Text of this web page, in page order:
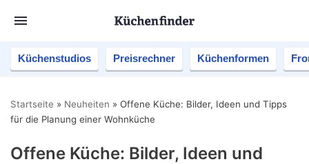
Küchenstudios Preisrechner Küchenformen
Startseite » Neuheiten » Offene Küche: Bilder, Ideen und Tipps
für die Planung einer Wohnküche
Offene Küche: Bilder, Ideen und